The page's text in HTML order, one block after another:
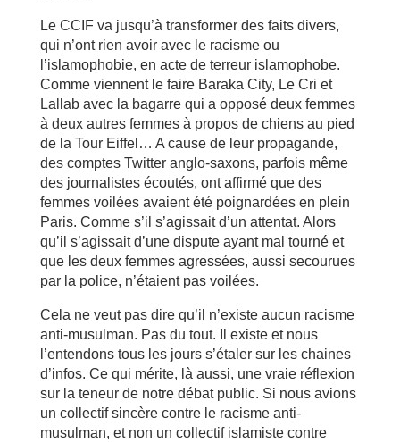
Le CCIF va jusqu’à transformer des faits divers,
qui n’ont rien avoir avec le racisme ou
l’islamophobie, en acte de terreur islamophobe.
Comme viennent le faire Baraka City, Le Cri et
Lallab avec la bagarre qui a opposé deux femmes
à deux autres femmes à propos de chiens au pied
de la Tour Eiffel… A cause de leur propagande,
des comptes Twitter anglo-saxons, parfois même
des journalistes écoutés, ont affirmé que des
femmes voilées avaient été poignardées en plein
Paris. Comme s’il s’agissait d’un attentat. Alors
qu’il s’agissait d’une dispute ayant mal tourné et
que les deux femmes agressées, aussi secourues
par la police, n’étaient pas voilées.
Cela ne veut pas dire qu’il n’existe aucun racisme
anti-musulman. Pas du tout. Il existe et nous
l’entendons tous les jours s’étaler sur les chaines
d’infos. Ce qui mérite, là aussi, une vraie réflexion
sur la teneur de notre débat public. Si nous avions
un collectif sincère contre le racisme anti-
musulman, et non un collectif islamiste contre